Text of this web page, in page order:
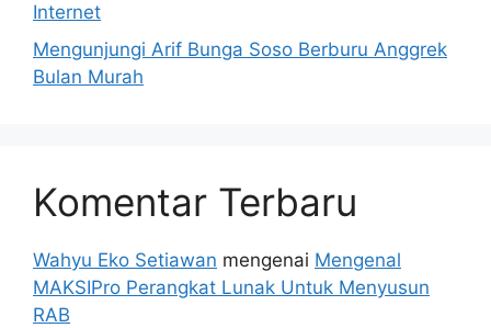
Internet
Mengunjungi Arif Bunga Soso Berburu Anggrek
Bulan Murah
Komentar Terbaru
Wahyu Eko Setiawan mengenai Mengenal
MAKSIPro Perangkat Lunak Untuk Menyusun
RAB